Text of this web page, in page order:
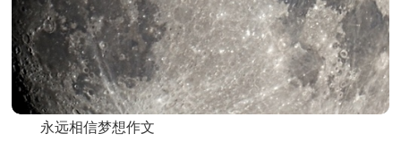
永远相信梦想作文